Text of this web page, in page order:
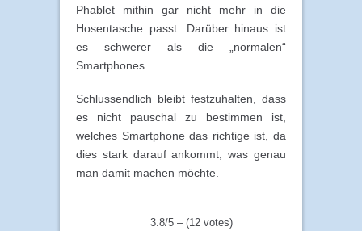
Phablet mithin gar nicht mehr in die
Hosentasche passt. Darüber hinaus ist
es schwerer als die „normalen“
Smartphones.
Schlussendlich bleibt festzuhalten, dass
es nicht pauschal zu bestimmen ist,
welches Smartphone das richtige ist, da
dies stark darauf ankommt, was genau
man damit machen möchte.
3.8/5 – (12 votes)